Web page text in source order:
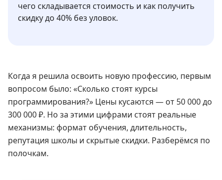
чего складывается стоимость и как получить
скидку до 40% без уловок.
Когда я решила освоить новую профессию, первым
вопросом было: «Сколько стоят курсы
программирования?» Цены кусаются — от 50 000 до
300 000 ₽. Но за этими цифрами стоят реальные
механизмы: формат обучения, длительность,
репутация школы и скрытые скидки. Разберёмся по
полочкам.